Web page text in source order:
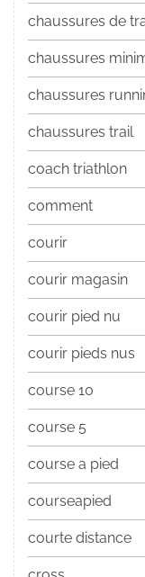
chaussures de
chaussures
chaussures
chaussures trail
coach triathlon
comment
courir
courir magasin
courir pied nu
courir pieds nus
course 10
course 5
course a pied
courseapied
courte distance